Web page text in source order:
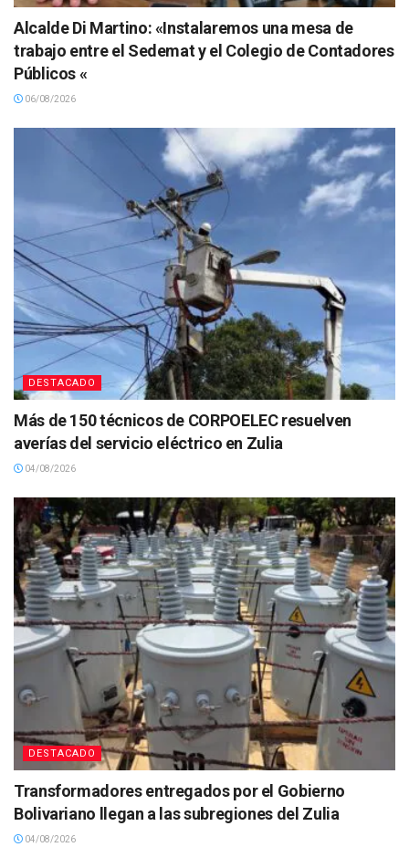
Alcalde Di Martino: «Instalaremos una mesa de
trabajo entre el Sedemat y el Colegio de Contadores
Públicos «
06/08/2026
DESTACADO
Más de 150 técnicos de CORPOELEC resuelven
averías del servicio eléctrico en Zulia
04/08/2026
DESTACADO
Transformadores entregados por el Gobierno
Bolivariano llegan a las subregiones del Zulia
04/08/2026